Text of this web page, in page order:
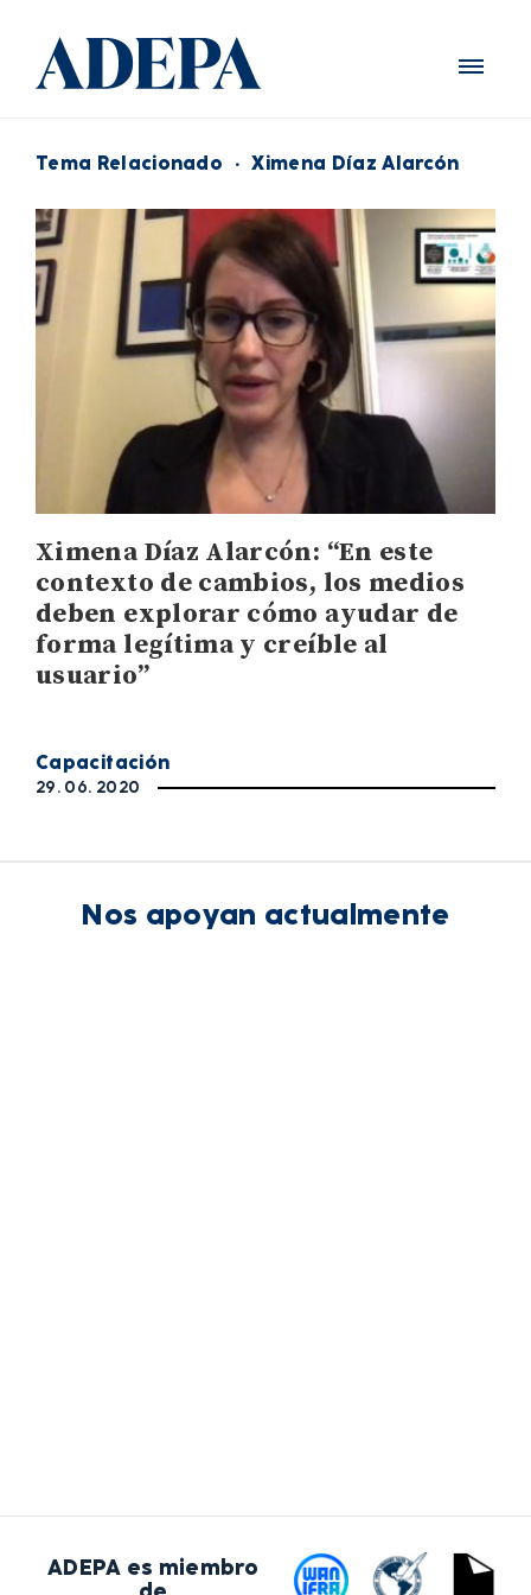
Tema Relacionado · Ximena Díaz Alarcón
Ximena Díaz Alarcón: “En este
contexto de cambios, los medios
deben explorar cómo ayudar de
forma legítima y creíble al
usuario”
Capacitación
29. 06. 2020
Nos apoyan actualmente
ADEPA es miembro